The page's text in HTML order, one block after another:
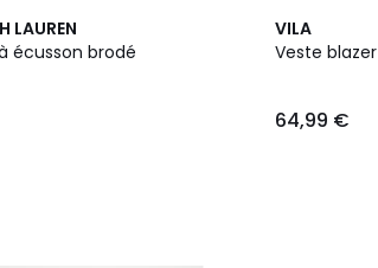
LAUREN
écusson brodé
VILA
Veste blazer
64,99 €